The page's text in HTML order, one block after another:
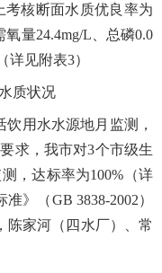
考核断面水质优良率为
量24.4mg/L、总磷0.0
见附表3）
质状况
饮用水水源地月监测，
求，我市对3个市级生
，达标率为100%（详
》（GB 3838-2002）
陈家河（四水厂）、常